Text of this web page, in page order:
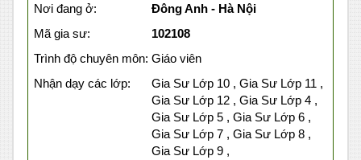
Nơi đang ở:
Đông Anh - Hà Nội
Mã gia sư:
102108
Trình độ chuyên môn: Giáo viên
Nhận dạy các lớp:
Gia Sư Lớp 10 , Gia Sư Lớp 11 ,
Gia Sư Lớp 12 , Gia Sư Lớp 4 ,
Gia Sư Lớp 5 , Gia Sư Lớp 6 ,
Gia Sư Lớp 7 , Gia Sư Lớp 8 ,
Gia Sư Lớp 9 ,